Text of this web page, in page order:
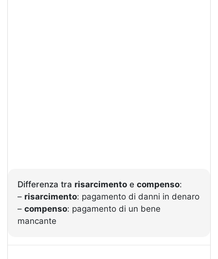
Differenza tra risarcimento e compenso:
– risarcimento: pagamento di danni in denaro
– compenso: pagamento di un bene
mancante